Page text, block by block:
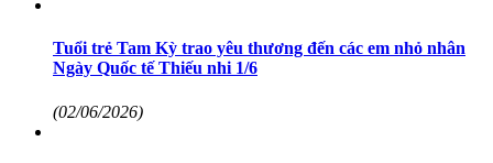
Tuổi trẻ Tam Kỳ trao yêu thương đến các em nhỏ nhân
Ngày Quốc tế Thiếu nhi 1/6
(02/06/2026)